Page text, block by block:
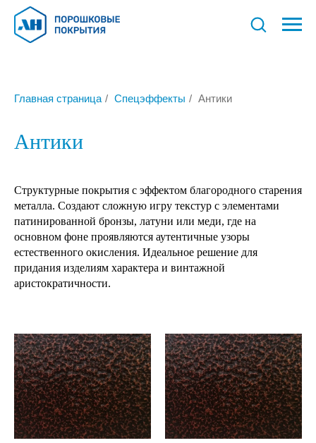
Главная страница / Спецэффекты / Антики
Антики
Структурные покрытия с эффектом благородного старения
металла. Создают сложную игру текстур с элементами
патинированной бронзы, латуни или меди, где на
основном фоне проявляются аутентичные узоры
естественного окисления. Идеальное решение для
придания изделиям характера и винтажной
аристократичности.